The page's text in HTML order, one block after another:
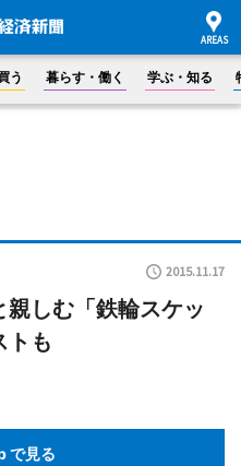
う 暮らす・働く 学ぶ・知る
2015.11.17
しむ「鉄輪スケッ
も
で見る